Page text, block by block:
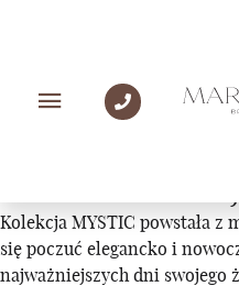
Kolekcja MYSTIC powstała z
się poczuć elegancko i
najważniejszych dni swojego